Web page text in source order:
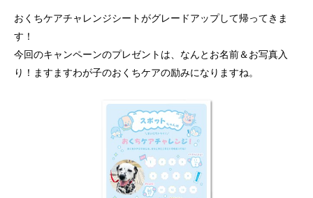
おくちケアチャレンジシートがグレードアップして帰ってきま
す！
今回のキャンペーンのプレゼントは、なんとお名前＆お写真入
り！ますますわが子のおくちケアの励みになりますね。